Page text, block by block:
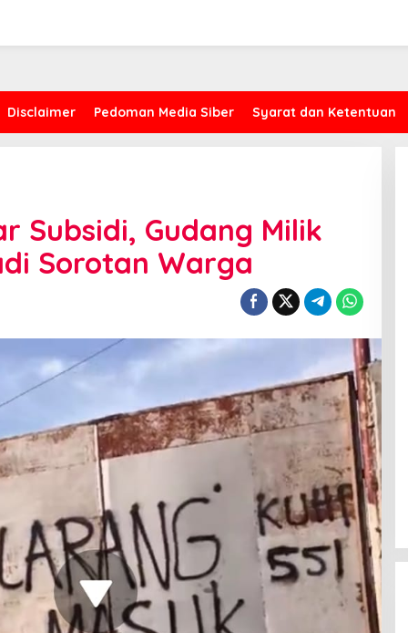
Disclaimer Pedoman Media Siber Syarat dan Ketentuan
Subsidi, Gudang Milik
Sorotan Warga
Kasus Proyek AMI, CYEA Ingatkan
Penilaian Publik Harus
Berdasarkan Fakta, Bukan Opini